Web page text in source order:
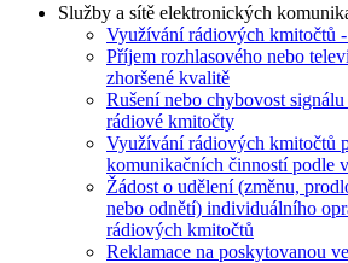
Služby a sítě elektronických
Využívání rádiových kmitočtů
Příjem rozhlasového nebo
zhoršené kvalitě
Rušení nebo chybovost
rádiové kmitočty
Využívání rádiových kmitočtů
komunikačních činností podle
Žádost o udělení (změnu,
nebo odnětí) individuálního
rádiových kmitočtů
Reklamace na poskytovanou